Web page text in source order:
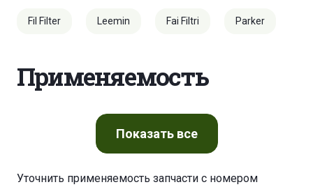
Fil Filter Leemin Fai Filtri Parker
Применяемость
Показатьвсе
Уточнить применяемость запчасти с номером